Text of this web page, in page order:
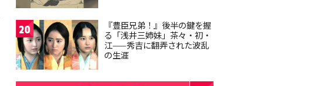
20
『豊臣兄弟！』後半の鍵を握
る「浅井三姉妹」茶々・初・
江——秀吉に翻弄された波乱
の生涯